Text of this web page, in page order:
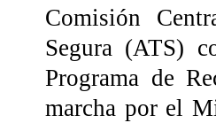
Comisión
Segura (ATS)
Programa de
marcha por el